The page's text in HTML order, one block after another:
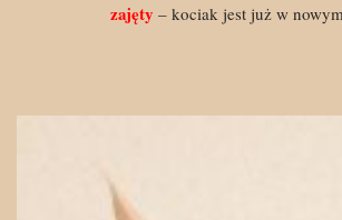
zajęty – kociak jest już w